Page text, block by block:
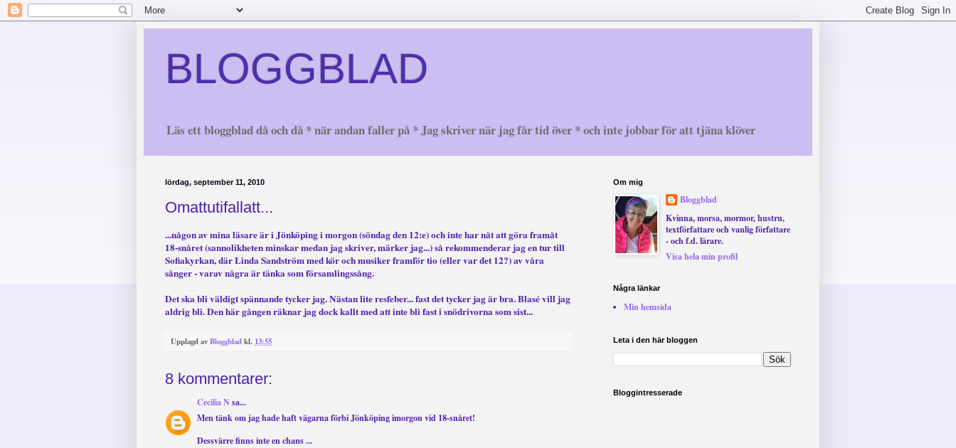
BLOGGBLAD
Läs ett bloggblad då och då * när andan faller på * Jag skriver när jag får tid över * och inte jobbar för att tjäna klöver
lördag, september 11, 2010
Omattutifallatt...
...någon av mina läsare är iJönköpingi morgon (söndag den 12:e) och inte har nåt att göra framåt
18-snåret (sannolikheten minskar medan jag skriver, märker jag...) så rekommenderar jag en tur till
Sofiakyrkan, där Linda Sandström med kör och musiker framför tio (eller var det 12?) av våra
sånger - varav några är tänka som församlingssång.
Det ska bli väldigt spännande tycker jag. Nästan lite resfeber... fast det tycker jag är bra. Blasé vill jag
aldrig bli. Den här gången räknar jag dock kallt med att inte bli fast i snödrivorna som sist...
Upplagd avBloggbladkl. 13:55
8 kommentarer:
Cecilia N sa...
Men tänk om jag hade haft vägarna förbi Jönköping imorgon vid 18-snåret!
Dessvärre finns inte en chans ...
Om mig
Bloggblad
Kvinna, morsa, mormor, hustru,
textförfattare och vanlig författare
- och f.d. lärare.
Visa hela min profil
Några länkar
Min hemsida
Leta i den här bloggen
Bloggintresserade